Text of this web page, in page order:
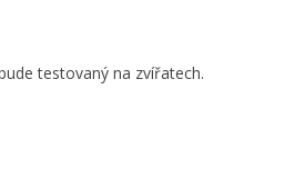
testovaný na zvířatech.